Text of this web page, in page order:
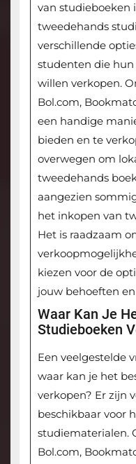
van studieboeken
tweedehands
verschillende
studenten die
willen verkopen.
Bol.com,
een handige
bieden en te
overwegen om
tweedehands
aangezien
het inkopen van
Het is raadzaam
kiezen voor de
jouw behoeften
Waar Kan Je
Studieboeken
Een veelgestelde
waar kan je het
verkopen? Er zijn
beschikbaar voor
studiematerialen.
Bol.com,